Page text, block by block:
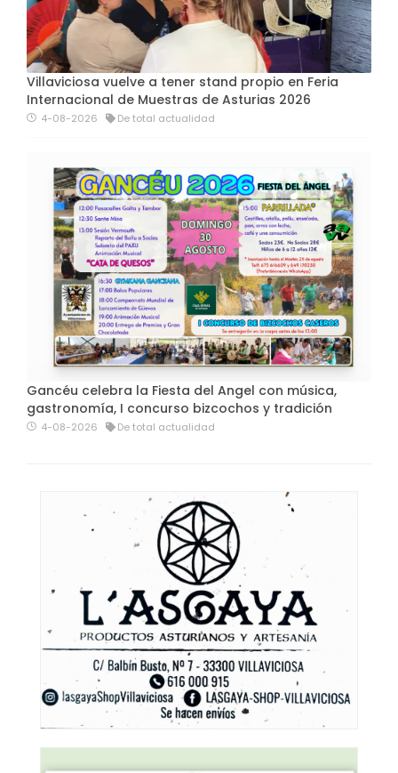
Villaviciosa vuelve a tener stand propio en Feria
Internacional de Muestras de Asturias 2026
4-08-2026 De total actualidad
Gancéu celebra la Fiesta del Angel con música,
gastronomía, I concurso bizcochos y tradición
4-08-2026 De total actualidad